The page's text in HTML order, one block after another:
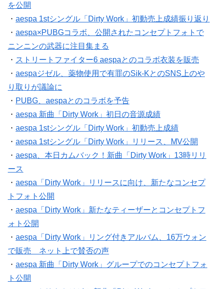
を公開
・ aespa 1stシングル「Dirty Work」初動売上成績振り返り
・ aespa×PUBGコラボ、公開されたコンセプトフォトで
ニンニンの武器に注目集まる
・ ストリートファイター6 aespaとのコラボ衣装を販売
・ aespaジゼル、薬物使用で有罪のSik-KとのSNS上のや
り取りが議論に
・ PUBG、aespaとのコラボを予告
・ aespa 新曲「Dirty Work」初日の音源成績
・ aespa 1stシングル「Dirty Work」初動売上成績
・ aespa 1stシングル「Dirty Work」リリース、MV公開
・ aespa、本日カムバック！新曲「Dirty Work」13時リリ
ース
・ aespa「Dirty Work」リリースに向け、新たなコンセプ
トフォト公開
・ aespa「Dirty Work」新たなティーザーとコンセプトフ
ォト公開
・ aespa「Dirty Work」リング付きアルバム、16万ウォン
で販売 ネット上で賛否の声
・ aespa 新曲「Dirty Work」グループでのコンセプトフォ
ト公開